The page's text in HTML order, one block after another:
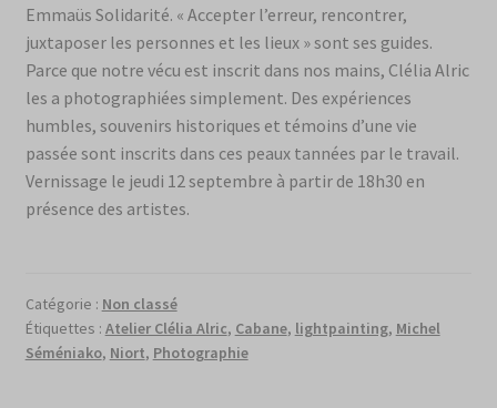
Emmaüs Solidarité. « Accepter l’erreur, rencontrer,
juxtaposer les personnes et les lieux » sont ses guides.
Parce que notre vécu est inscrit dans nos mains, Clélia Alric
les a photographiées simplement. Des expériences
humbles, souvenirs historiques et témoins d’une vie
passée sont inscrits dans ces peaux tannées par le travail.
Vernissage le jeudi 12 septembre à partir de 18h30 en
présence des artistes.
Catégorie : Non classé
Étiquettes : Atelier Clélia Alric, Cabane, lightpainting, Michel
Séméniako, Niort, Photographie